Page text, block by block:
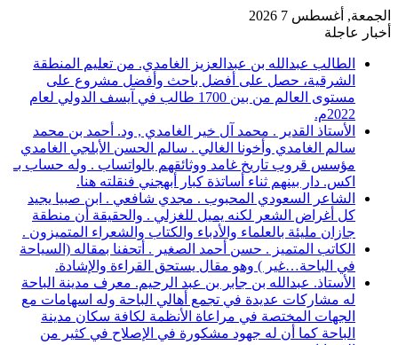
الجمعة, أغسطس 7 2026
أخبار عاجلة
الطالب عبدالله بن عبدالعزيز الغامدي. من تعليم المنطقة
الشرقية، حصل على أفضل باحث وأفضل مشروع على
مستوى العالم من بين 1700 طالب في آيسف الدولي لعام
2022م.
الأستاذ القدير . محمد آل خير الغامدي , ود. أحمد بن محمد
سالم الغامدي وأخونا الغالي . سالم الحسن الأبلجي الغامدي
مؤسس قروب تاريخ غامد ووثائقهم بالواتساب . وله حساب بـ
اكس. دار بينهم ثناء أساتذة كبار أبهجني فنقلته هنا.
الشاعر السعودي المحبوب . مجدي شافعي . ابن صبيا يجيد
كل أغراض الشعر لكنه يميل للغزلي . والحقيقة أن منطقة
جازان مليئة بالعلماء والأدباء والكتاب والشعراء المتميزون .
الكاتب المتميز . حسن أحمد الصغير . أتحفنا بمقاله (السياحة
في الباحة…غير ) وهو مقال يستحق القراءة والإشادة.
الأستاذ. عبدالله بن جابر بن عبد الرحيم. معرف مدينة الباحة
له مشاركات عديدة في تجمع أهالي الباحة وله اسهامات مع
الجهات المختصة في مراعاة الأنظمة لكافة سكان مدينة
الباحة كما أن له جهود مشكورة في الإصلاح في كثير من